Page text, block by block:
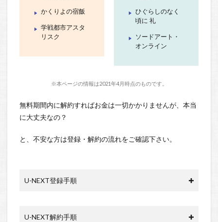
かくりよの宿飯
学戦都市アスタ
リスク
ひぐらしのなく
頃に 礼
ソードアート・
オンライン
※本ページの情報は2021年4月時点のものです。
無料期間内に解約すればお金は一切かかりませんが、本当
に大丈夫なの？
と、不安な方は登録・解約の流れをご確認下さい。
U-NEXT登録手順
U-NEXT解約手順